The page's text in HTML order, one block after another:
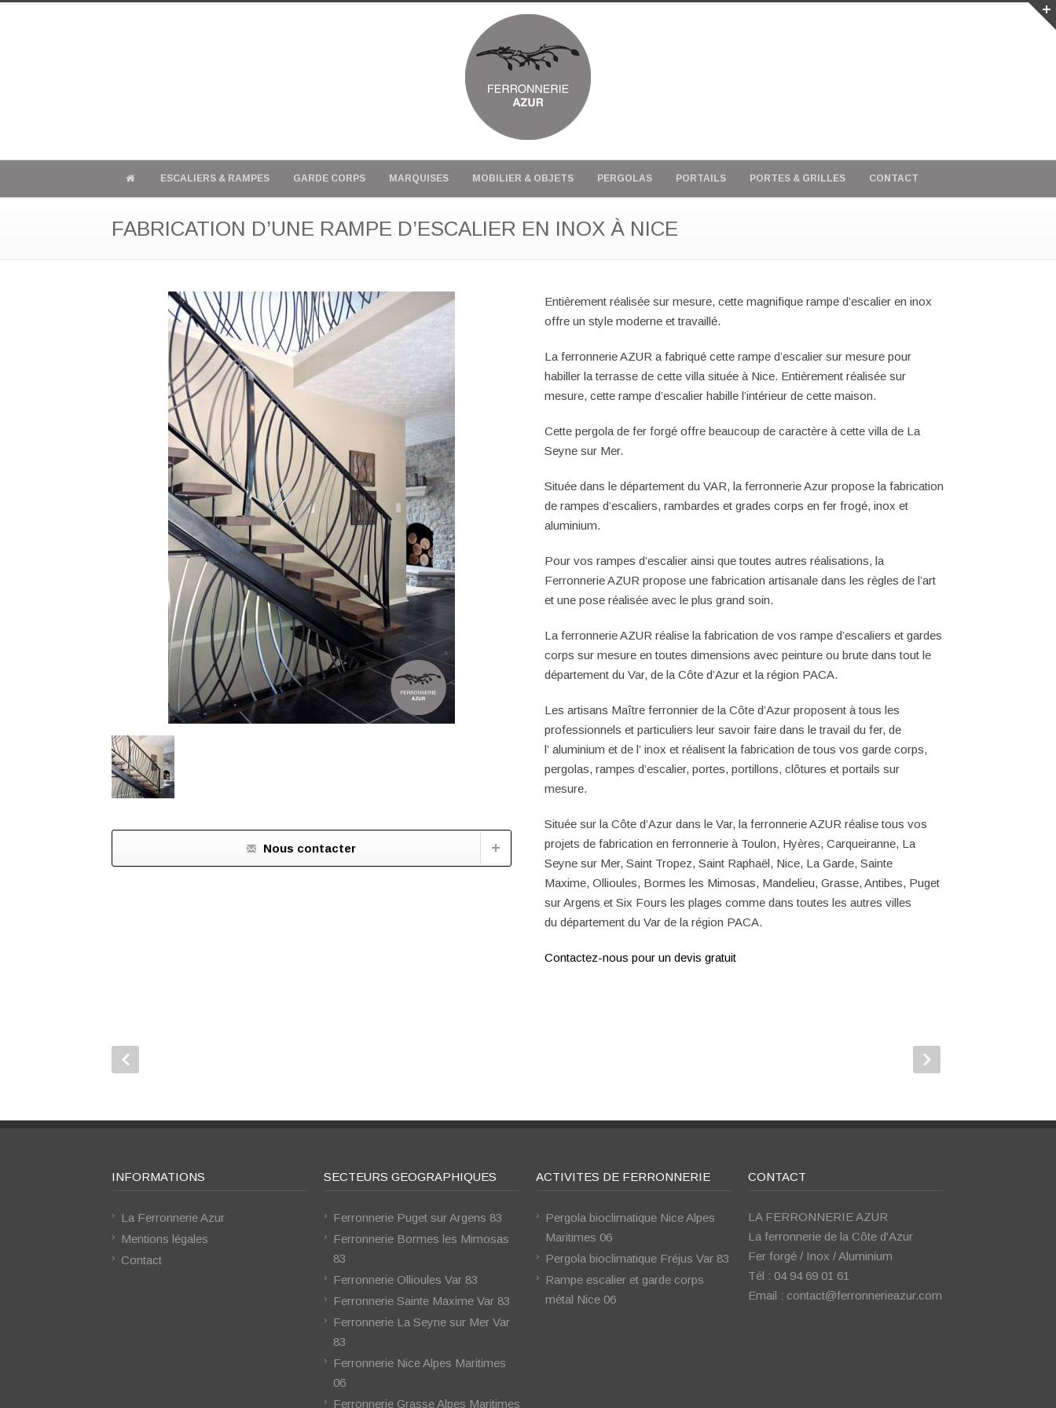
ESCALIERS & RAMPES GARDE CORPS MARQUISES MOBILIER & OBJETS PERGOLAS PORTAILS PORTES & GRILLES CONTACT
FABRICATION D’UNE RAMPE D’ESCALIER EN INOX À NICE
Nous contacter
Entièrement réaliséesur mesure, cette magnifiquerampe d’escalier en inox
offre un style moderne et travaillé.
Laferronnerie AZUR a fabriqué cetterampe d’escalier sur mesure pour
habiller la terrasse de cette villa située à Nice. Entièrement réaliséesur
mesure, cette rampe d’escalier habille l’intérieur de cette maison.
Cette pergola de fer forgé offre beaucoup de caractère à cette villa de La
Seyne sur Mer.
Située dans le département du VAR, la ferronnerie Azur propose la fabrication
de rampes d’escaliers, rambardes et grades corps en fer frogé, inox et
aluminium.
Pour vos rampes d’escalier ainsi que toutes autres réalisations, la
Ferronnerie AZUR propose une fabrication artisanale dans les règles de l’art
et une pose réalisée avec le plus grand soin.
Laferronnerie AZUR réalise la fabrication de vos rampe d’escaliers et gardes
corps sur mesure en toutes dimensions avec peinture ou brutedans tout le
département du Var, de laCôte d’Azur et la région PACA.
Lesartisans Maître ferronnier de la Côte d’Azur proposent à tous les
professionnels et particuliers leur savoir faire dans le travail dufer, de
l’aluminium et de l’inox et réalisent la fabrication de tous vosgarde corps,
pergolas, rampes d’escalier, portes, portillons, clôtures et portails sur
mesure.
Située sur la Côte d’Azur dans le Var, la ferronnerie AZUR réalise tous vos
projets de fabrication en ferronnerie à Toulon, Hyères,Carqueiranne, La
Seyne sur Mer, Saint Tropez,Saint Raphaël, Nice, La Garde,Sainte
Maxime,Ollioules, Bormes les Mimosas, Mandelieu, Grasse, Antibes, Puget
sur Argens et Six Fours les plagescomme dans toutes les autres villes
du département du Var de la région PACA.
Contactez-nous pour un devis gratuit
INFORMATIONS
La Ferronnerie Azur
Mentions légales
Contact
SECTEURS GEOGRAPHIQUES
Ferronnerie Puget sur Argens 83
Ferronnerie Bormes les Mimosas
83
Ferronnerie Ollioules Var 83
Ferronnerie Sainte Maxime Var 83
Ferronnerie La Seyne sur Mer Var
83
Ferronnerie Nice Alpes Maritimes
06
Ferronnerie Grasse Alpes Maritimes
ACTIVITES DE FERRONNERIE
Pergola bioclimatique Nice Alpes
Maritimes 06
Pergola bioclimatique Fréjus Var 83
Rampe escalier et garde corps
métal Nice 06
CONTACT
LA FERRONNERIE AZUR
La ferronnerie de la Côte d'Azur
Fer forgé / Inox / Aluminium
Tél : 04 94 69 01 61
Email : contact@ferronnerieazur.com